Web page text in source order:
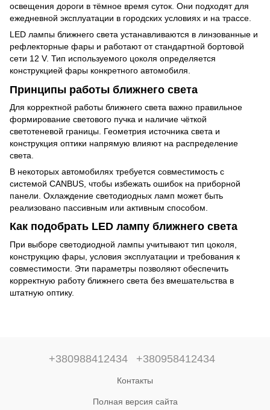
освещения дороги в тёмное время суток. Они подходят для
ежедневной эксплуатации в городских условиях и на трассе.
LED лампы ближнего света устанавливаются в линзованные и
рефлекторные фары и работают от стандартной бортовой
сети 12 V. Тип используемого цоколя определяется
конструкцией фары конкретного автомобиля.
Принципы работы ближнего света
Для корректной работы ближнего света важно правильное
формирование светового пучка и наличие чёткой
светотеневой границы. Геометрия источника света и
конструкция оптики напрямую влияют на распределение
света.
В некоторых автомобилях требуется совместимость с
системой CANBUS, чтобы избежать ошибок на приборной
панели. Охлаждение светодиодных ламп может быть
реализовано пассивным или активным способом.
Как подобрать LED лампу ближнего света
При выборе светодиодной лампы учитывают тип цоколя,
конструкцию фары, условия эксплуатации и требования к
совместимости. Эти параметры позволяют обеспечить
корректную работу ближнего света без вмешательства в
штатную оптику.
+380988412434 +380958412434
Контакты
Полная версия сайта